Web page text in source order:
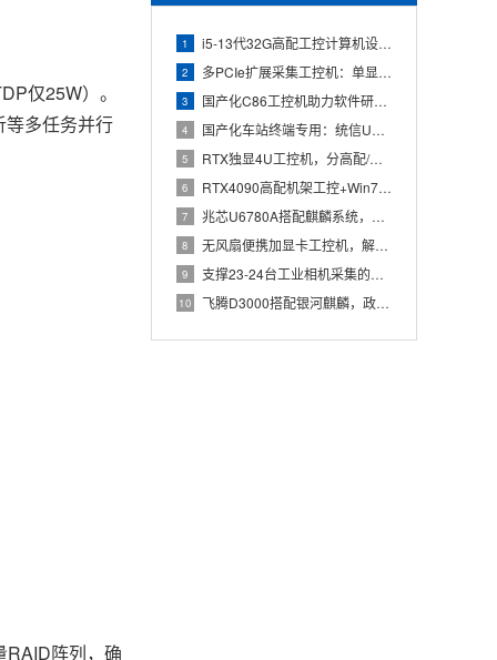
1 i5-13代32G高配工控计算机设备，智能制造工位整机显示成
2 多PCIe扩展采集工控机：单显卡+多路采集卡高性价比方案
3 国产化C86工控机助力软件研发：从需求分析到落地部署
4 国产化车站终端专用：统信UOS兆芯八核嵌入式轨交工控机落地方
5 RTX独显4U工控机，分高配/低配适配无人机作业全场景
6 RTX4090高配机架工控+Win7加固笔记本，航空测控硬件
7 兆芯U6780A搭配麒麟系统，国产化工控机赋能航站楼航显调度
8 无风扇便携加显卡工控机，解决户外高波特率串口采集难题
9 支撑23-24台工业相机采集的高配置工控机解决方案推荐
10 飞腾D3000搭配银河麒麟，政务办公国产飞腾工控机落地方案
仅25W）。
等多任务并行
阵列，确